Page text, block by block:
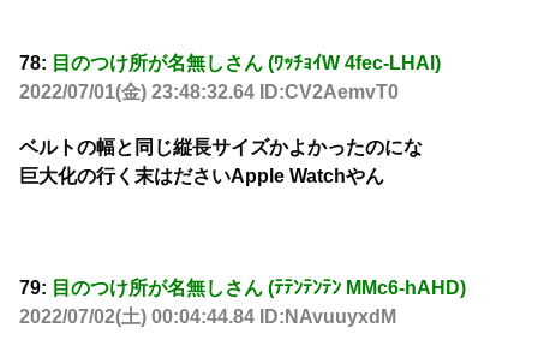
78: 目のつけ所が名無しさん (ﾜｯﾁｮｲW 4fec-LHAl)
2022/07/01(金) 23:48:32.64 ID:CV2AemvT0
ベルトの幅と同じ縦長サイズかよかったのにな
巨大化の行く末はださいApple Watchやん
79: 目のつけ所が名無しさん (ﾃﾃﾝﾃﾝﾃﾝ MMc6-hAHD)
2022/07/02(土) 00:04:44.84 ID:NAvuuyxdM